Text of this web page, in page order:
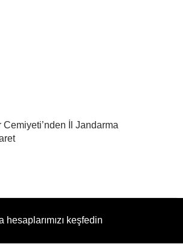
İl Jandarma
hesaplarımızı keşfedin